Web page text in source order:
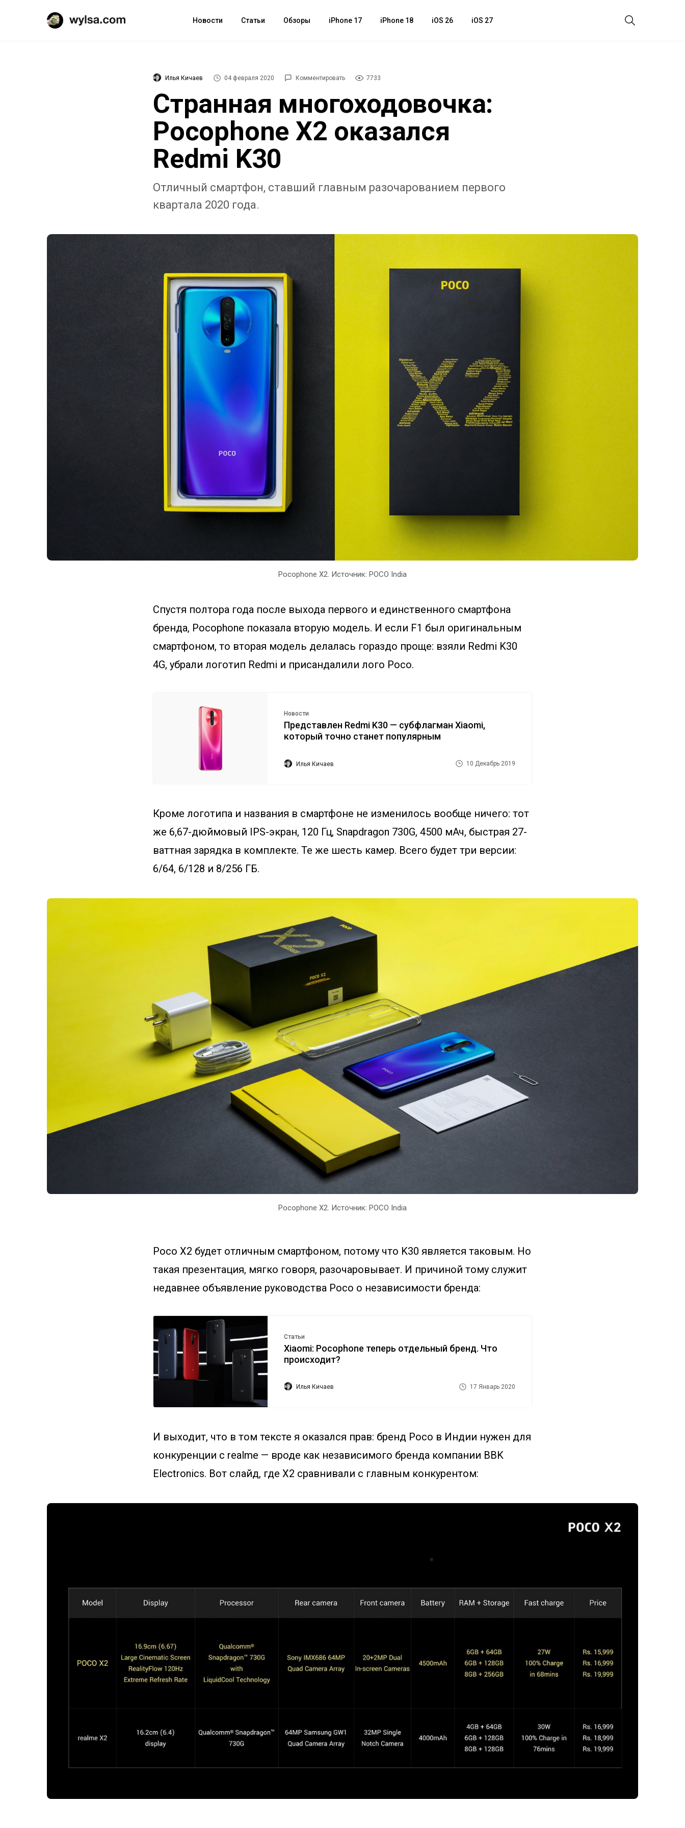
Новости Статьи Обзоры iPhone 17 iPhone 18 iOS 26 iOS 27
Илья Кичаев 04 февраля 2020 Комментировать 7733
Странная многоходовочка:
Pocophone X2 оказался
Redmi K30
Отличный смартфон, ставший главным разочарованием первого
квартала 2020 года.
Pocophone X2. Источник: POCO India
Спустя полтора года после выхода первого и единственного смартфона
бренда, Pocophone показала вторую модель. И если F1 был оригинальным
смартфоном, то вторая модель делалась гораздо проще: взяли Redmi K30
4G, убрали логотип Redmi и присандалили лого Poco.
Новости
Представлен Redmi K30 — субфлагман Xiaomi,
который точно станет популярным
Илья Кичаев 10 Декабрь 2019
Кроме логотипа и названия в смартфоне не изменилось вообще ничего: тот
же 6,67-дюймовый IPS-экран, 120 Гц, Snapdragon 730G, 4500 мАч, быстрая 27-
ваттная зарядка в комплекте. Те же шесть камер. Всего будет три версии:
6/64, 6/128 и 8/256 ГБ.
Pocophone X2. Источник: POCO India
Poco X2 будет отличным смартфоном, потому что K30 является таковым. Но
такая презентация, мягко говоря, разочаровывает. И причиной тому служит
недавнее объявление руководства Poco о независимости бренда:
Статьи
Xiaomi: Pocophone теперь отдельный бренд. Что
происходит?
Илья Кичаев 17 Январь 2020
И выходит, что в том тексте я оказался прав: бренд Poco в Индии нужен для
конкуренции c realme — вроде как независимого бренда компании BBK
Electronics. Вот слайд, где X2 сравнивали с главным конкурентом: